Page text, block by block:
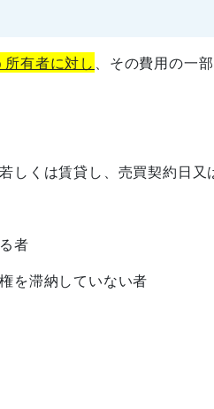
有者に対し 、その費用の一
くは賃貸し、売買契約日又
者
を滞納していない者